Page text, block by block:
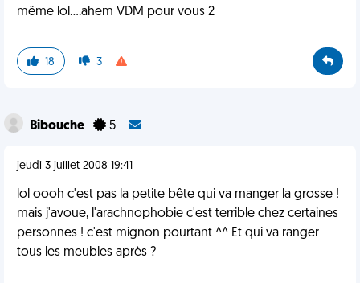
même lol....ahem VDM pour vous 2
18 3
Bibouche 5
jeudi 3 juillet 2008 19:41
lol oooh c'est pas la petite bête qui va manger la grosse !
mais j'avoue, l'arachnophobie c'est terrible chez certaines
personnes ! c'est mignon pourtant ^^ Et qui va ranger
tous les meubles après ?